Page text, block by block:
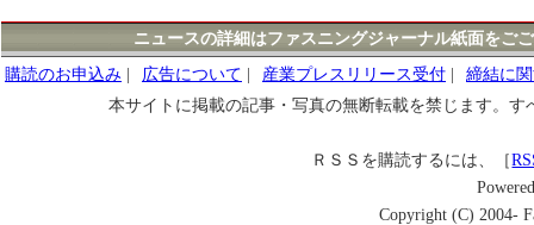
ニュースの詳細はファスニングジャーナル紙面をご
購読のお申込み | 広告について | 産業プレスリリース受付 |
締結に
本サイトに掲載の記事・写真の無断転載を禁じます。
ＲＳＳを購読するには、［
Copyright (C) 2004-